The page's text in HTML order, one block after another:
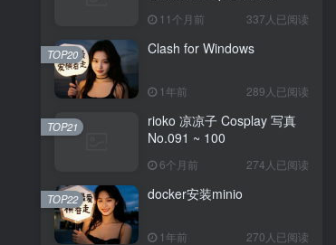
11个月前 337人已阅读
Clash for Windows
1年前 289人已阅读
TOP20
rioko 凉凉子 Cosplay 写真
No.091 ~ 100
6个月前 274人已阅读
TOP21
docker安装minio
1年前 270人已阅读
TOP22